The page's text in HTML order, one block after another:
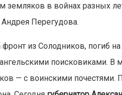
земляков в войнах разных
Перегудова.
из Солодников, погиб
поисковиками. В
— с воинскими